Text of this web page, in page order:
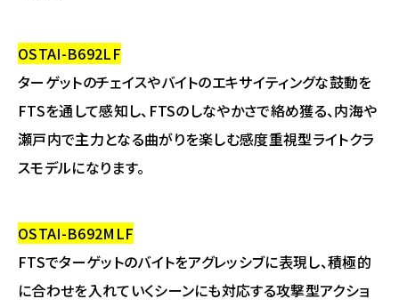
OSTAI-B692LF
ターゲットのチェイスやバイトのエキサイティングな鼓動を
FTSを通して感知し、FTSのしなやかさで絡め獲る、内海や
瀬戸内で主力となる曲がりを楽しむ感度重視型ライトクラ
スモデルになります。
OSTAI-B692MLF
FTSでターゲットのバイトをアグレッシブに表現し、積極的
に合わせを入れていくシーンにも対応する攻撃型アクショ